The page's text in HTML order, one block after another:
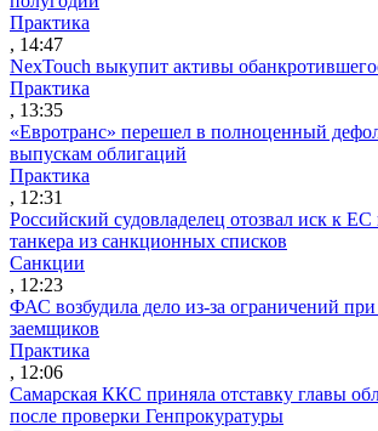
Практика
, 14:47
NexTouch выкупит активы
Практика
, 13:35
«Евротранс» перешел в полноценный
выпускам облигаций
Практика
, 12:31
Российский судовладелец отозвал иск к
танкера из санкционных списков
Санкции
, 12:23
ФАС возбудила дело из-за ограничений при
заемщиков
Практика
, 12:06
Самарская ККС приняла отставку главы
после проверки Генпрокуратуры